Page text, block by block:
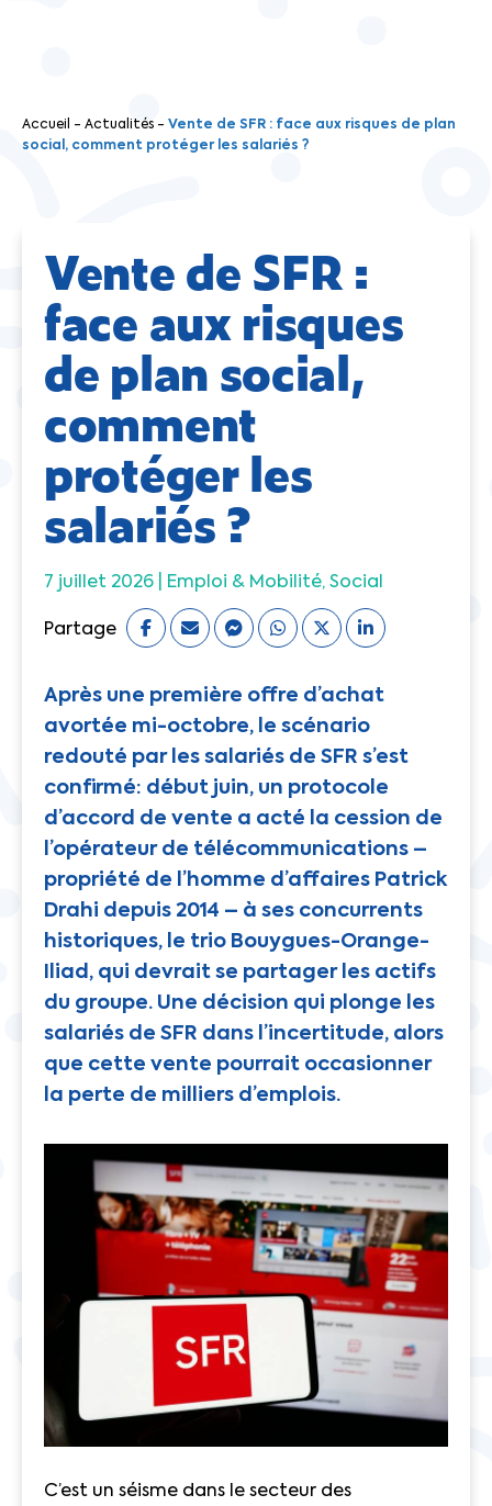
Accueil - Actualités - Vente de SFR : face aux risques de plan
social, comment protéger les salariés ?
Vente de SFR :
face aux risques
de plan social,
comment
protéger les
salariés ?
7 juillet 2026 | Emploi & Mobilité Social
Partage
Après une première offre d’achat
avortée mi-octobre, le scénario
redouté par les salariés de SFR s’est
confirmé: début juin, un protocole
d’accord de vente a acté la cession de
l’opérateur de télécommunications –
propriété de l’homme d’affaires Patrick
Drahi depuis 2014 – à ses concurrents
historiques, le trio Bouygues-Orange-
Iliad, qui devrait se partager les actifs
du groupe. Une décision qui plonge les
salariés de SFR dans l’incertitude, alors
que cette vente pourrait occasionner
la perte de milliers d’emplois.
C’est un séisme dans le secteur des